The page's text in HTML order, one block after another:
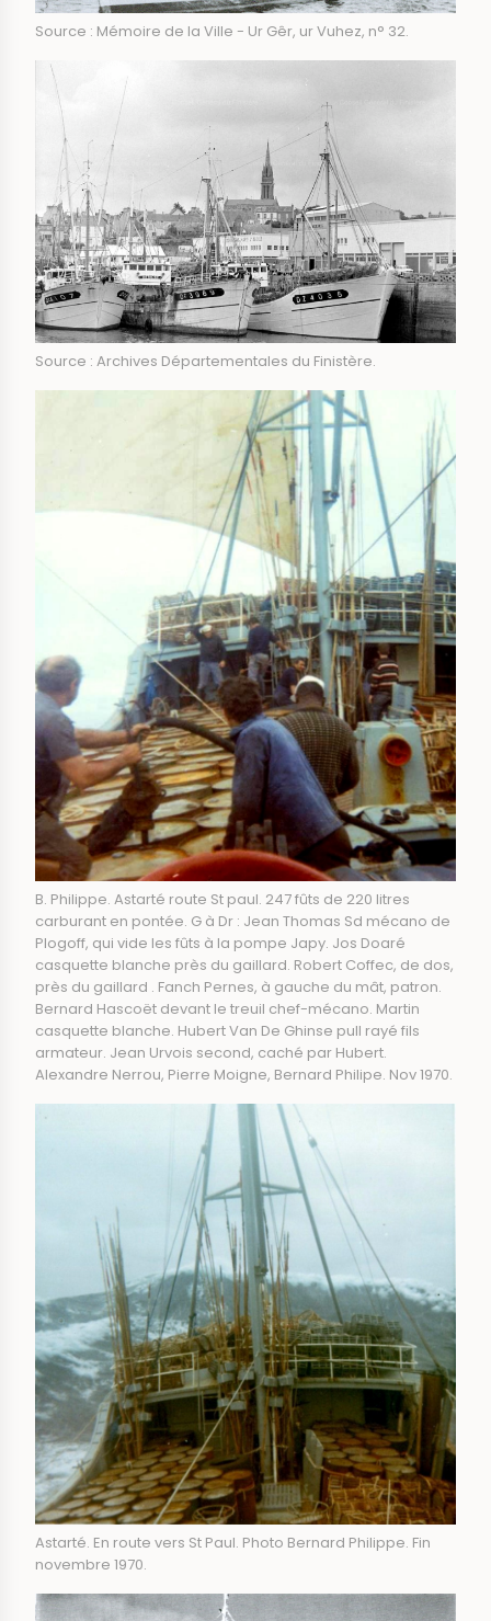
Source : Mémoire de la Ville - Ur Gêr, ur Vuhez, n° 32.
Source : Archives Départementales du Finistère.
B. Philippe. Astarté route St paul. 247 fûts de 220 litres
carburant en pontée. G à Dr : Jean Thomas Sd mécano de
Plogoff, qui vide les fûts à la pompe Japy. Jos Doaré
casquette blanche près du gaillard. Robert Coffec, de dos,
près du gaillard . Fanch Pernes, à gauche du mât, patron.
Bernard Hascoët devant le treuil chef-mécano. Martin
casquette blanche. Hubert Van De Ghinse pull rayé fils
armateur. Jean Urvois second, caché par Hubert.
Alexandre Nerrou, Pierre Moigne, Bernard Philipe. Nov 1970.
Astarté. En route vers St Paul. Photo Bernard Philippe. Fin
novembre 1970.